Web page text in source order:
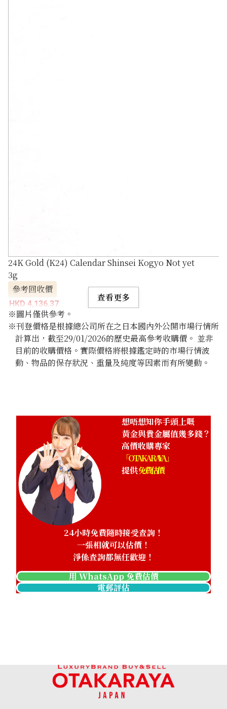
24K Gold (K24) Calendar Shinsei Kogyo Not yet
3g
參考回收價
HKD 4,136.37
查看更多
※圖片僅供參考。
※刊登價格是根據總公司所在之日本國內外公開市場行情所
計算出，截至29/01/2026的歷史最高參考收購價。 並非
目前的收購價格。實際價格將根據鑑定時的市場行情波
動、物品的保存狀況、重量及純度等因素而有所變動。
想唔想知你手頭上嘅
黃金與貴金屬值幾多錢？
高價收購專家
「OTAKARAYA」
提供免費估價
24小時免費隨時接受查詢！
一張相就可以估價！
淨係查詢都無任歡迎！
用 WhatsApp 免費估價
電郵評估